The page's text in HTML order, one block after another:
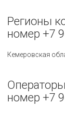
Регионы
номер +7
Кемеровская
номер +7